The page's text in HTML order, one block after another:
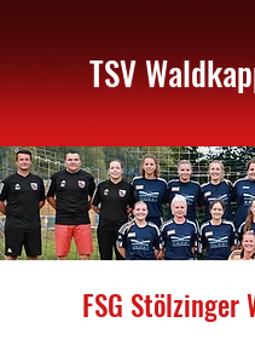
TSV
FSG Stölzinger